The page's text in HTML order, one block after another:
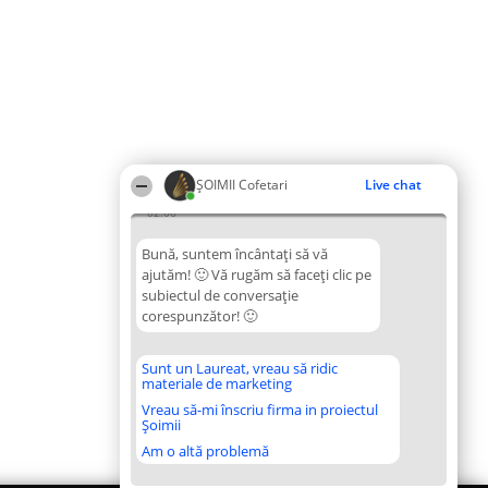
ȘOIMII Cofetari Live chat
02:06
Bună, suntem încântați să vă
ajutăm! 🙂 Vă rugăm să faceți clic pe
subiectul de conversație
corespunzător! 🙂
Sunt un Laureat, vreau să ridic
materiale de marketing
Vreau să-mi înscriu firma in proiectul
Șoimii
Am o altă problemă